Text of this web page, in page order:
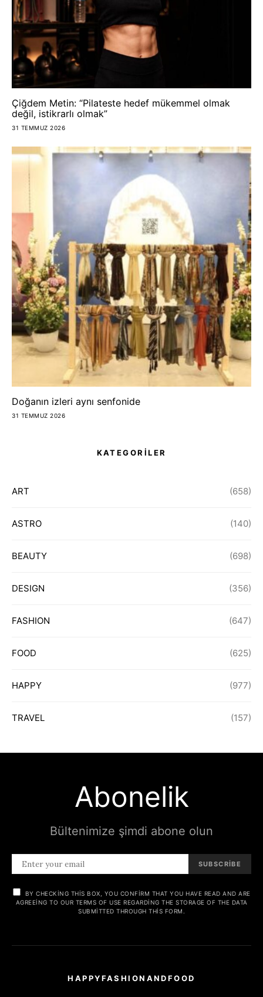
Çiğdem Metin: “Pilateste hedef mükemmel olmak
değil, istikrarlı olmak”
31 TEMMUZ 2026
Doğanın izleri aynı senfonide
31 TEMMUZ 2026
KATEGORİLER
ART (658)
ASTRO (140)
BEAUTY (698)
DESIGN (356)
FASHION (647)
FOOD (625)
HAPPY (977)
TRAVEL (157)
Abonelik
Bültenimize şimdi abone olun
SUBSCRIBE
BY CHECKING THIS BOX, YOU CONFIRM THAT YOU HAVE READ AND ARE
AGREEING TO OUR TERMS OF USE REGARDING THE STORAGE OF THE DATA
SUBMITTED THROUGH THIS FORM.
HAPPYFASHIONANDFOOD